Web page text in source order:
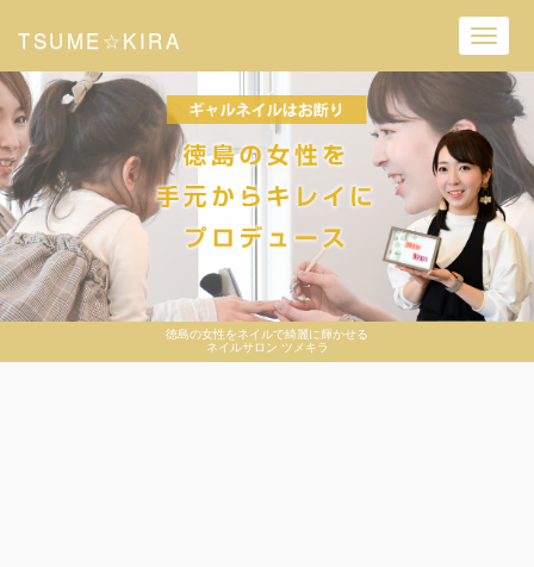
徳島の女性をネイルで綺麗に輝かせる
ネイルサロン ツメキラ
TSUME☆KIRA